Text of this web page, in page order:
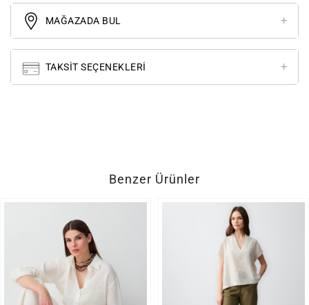
MAĞAZADA BUL
TAKSIT SEÇENEKLERI
Benzer Ürünler